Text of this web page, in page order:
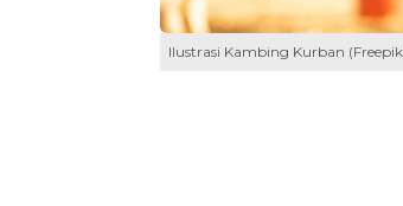
Ilustrasi Kambing Kurban